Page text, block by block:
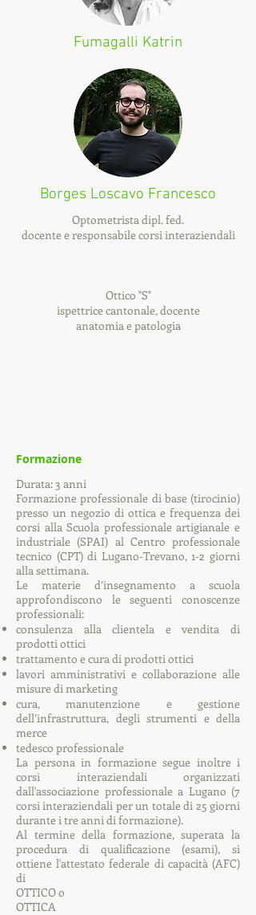
Fumagalli Katrin
Borges Loscavo Francesco
Optometrista dipl. fed.
docente e responsabile corsi interaziendali
Ottico "S"
ispettrice cantonale, docente
anatomia e patologia
Formazione
Durata: 3 anni
Formazione professionale di base (tirocinio)
presso un negozio di ottica e frequenza dei
corsi alla Scuola professionale artigianale e
industriale (SPAI) al Centro professionale
tecnico (CPT) di Lugano-Trevano, 1-2 giorni
alla settimana.
Le materie d’insegnamento a scuola
approfondiscono le seguenti conoscenze
professionali:
consulenza alla clientela e vendita di
prodotti ottici
trattamento e cura di prodotti ottici
lavori amministrativi e collaborazione alle
misure di marketing
cura, manutenzione e gestione
dell’infrastruttura, degli strumenti e della
merce
tedesco professionale
La persona in formazione segue inoltre i
corsi interaziendali organizzati
dall'associazione professionale a Lugano (7
corsi interaziendali per un totale di 25 giorni
durante i tre anni di formazione).
Al termine della formazione, superata la
procedura di qualificazione (esami), si
ottiene l'attestato federale di capacità (AFC)
di
OTTICO o
OTTICA